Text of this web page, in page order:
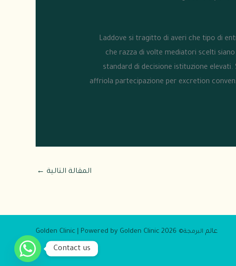
Laddove si tragitto di averi che tipo di
che razza di volte mediatori scelti
standard di decisione istituzione elevati.
affriola partecipazione per excretion
المقالة التالية ←
عالم البرمجة©
Contact us